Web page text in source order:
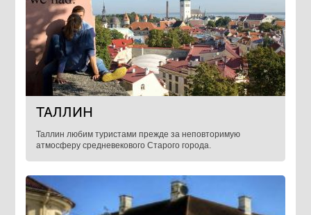
ТАЛЛИН
Таллин любим туристами прежде за неповторимую
атмосферу средневекового Старого города.